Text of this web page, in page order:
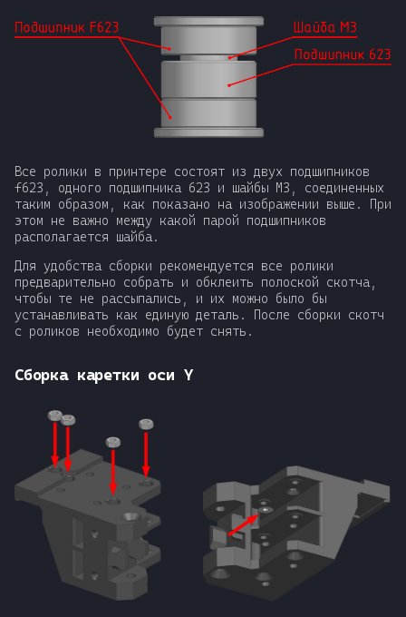
Все ролики в принтере состоят из двух подшипников
f623, одного подшипника 623 и шайбы М3, соединенных
таким образом, как показано на изображении выше. При
этом не важно между какой парой подшипников
располагается шайба.
Для удобства сборки рекомендуется все ролики
предварительно собрать и обклеить полоской скотча,
чтобы те не рассыпались, и их можно было бы
устанавливать как единую деталь. После сборки скотч
с роликов необходимо будет снять.
Сборка каретки оси Y